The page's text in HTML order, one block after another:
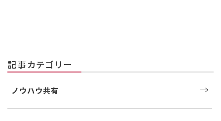
記事カテゴリー
ノウハウ共有